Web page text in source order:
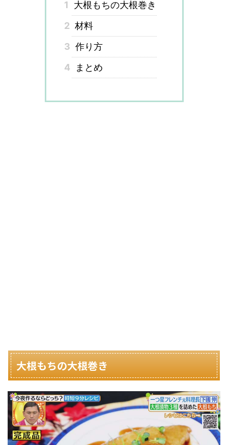
1
大根もちの大根巻き
2 材料
3 作り方
4
まとめ
大根もちの大根巻き